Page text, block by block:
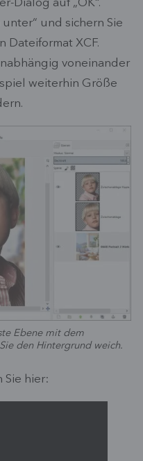
Dialog auf „OK“.
und sichern Sie
Dateiformat XCF.
voneinander
weiterhin Größe
Ebene mit dem
den Hintergrund weich.
Sie hier: